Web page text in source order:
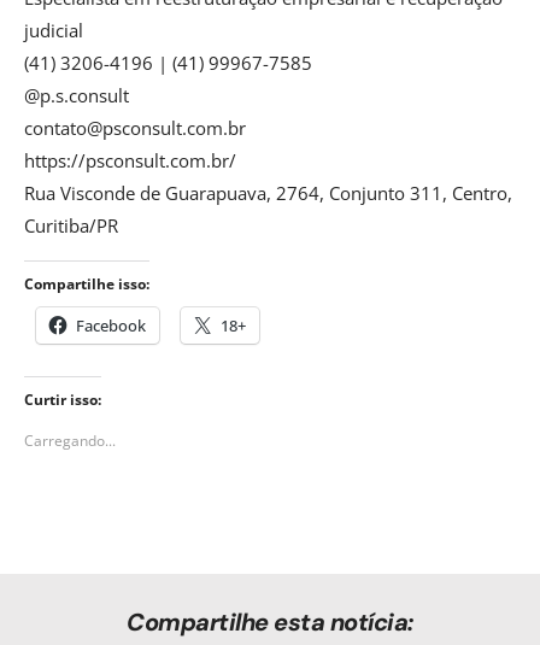
judicial
(41) 3206-4196 | (41) 99967-7585
@p.s.consult
contato@psconsult.com.br
https://psconsult.com.br/
Rua Visconde de Guarapuava, 2764, Conjunto 311, Centro,
Curitiba/PR
Compartilhe isso:
Facebook 18+
Curtir isso:
Carregando...
Compartilhe esta notícia: